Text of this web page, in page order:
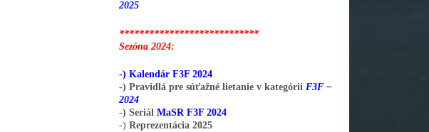
2025
****************************
Sezóna 2024:
-) Kalendár F3F 2024
-) Pravidlá pre súťažné lietanie v kategórii F3F –
2024
-) Seriál MaSR F3F 2024
-) Reprezentácia 2025